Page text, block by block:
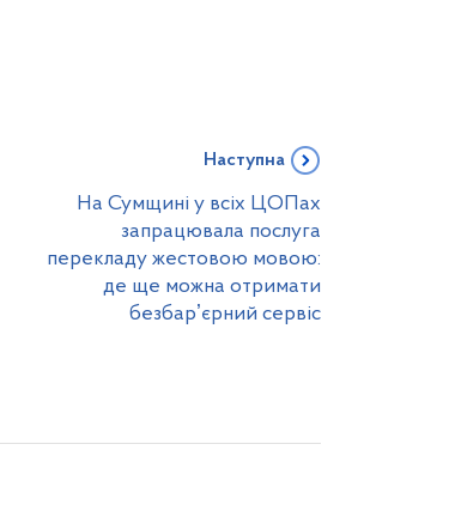
Наступна
На Сумщині у всіх ЦОПах
запрацювала послуга
перекладу жестовою мовою:
де ще можна отримати
безбарʼєрний сервіс